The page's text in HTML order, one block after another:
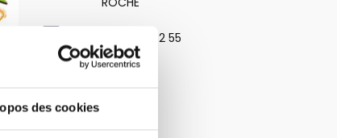
des cookies
07 66 14 82 55